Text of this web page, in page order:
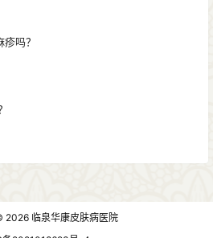
吗？
2026 临泉华康皮肤病医院